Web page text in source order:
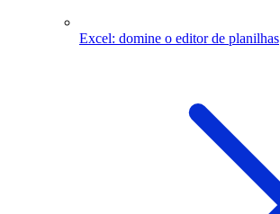
Excel: domine o editor de planilhas